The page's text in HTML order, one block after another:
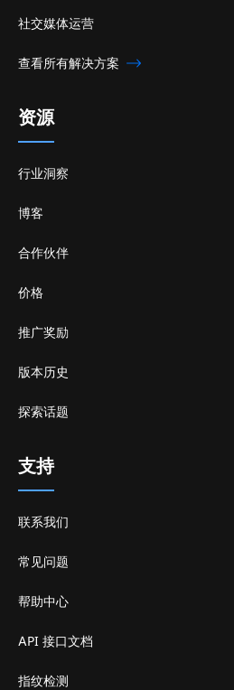
社交媒体运营
查看所有解决方案
资源
行业洞察
博客
合作伙伴
价格
推广奖励
版本历史
探索话题
支持
联系我们
常见问题
帮助中心
API 接口文档
指纹检测